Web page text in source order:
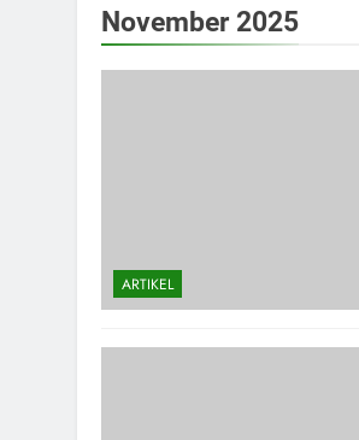
November 2025
ARTIKEL